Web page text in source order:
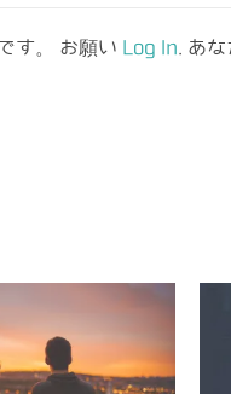
す。 お願い Log In . あ